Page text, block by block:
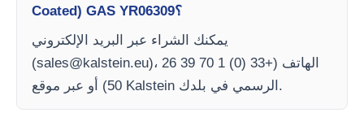
Coated) GAS YR06309؟
يمكنك الشراء عبر البريد الإلكتروني
(sales@kalstein.eu)، الهاتف (+33 (0) 1 70 39 26
50) أو عبر موقع Kalstein الرسمي في بلدك.